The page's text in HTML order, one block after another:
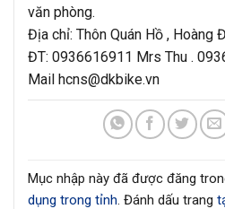
văn phòng.
Địa chỉ: Thôn Quán Hồ , Hoàng
ĐT: 0936616911 Mrs Thu .
Mail hcns@dkbike.vn
Mục nhập này đã được đăng
dụng trong tỉnh. Đánh dấu trang